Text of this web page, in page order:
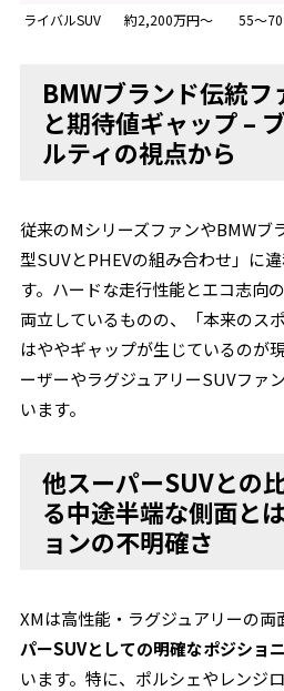
ライバルSUV
約2,200万円～ 55～
BMWブランド伝統フ
と期待値ギャップ –
ルティの視点から
従来のMシリーズファンやBMWブ
型SUVとPHEVの組み合わせ」に
す。ハードな走行性能とエコ志向
両立しているものの、「本来のス
はややギャップが生じているのが
ーザーやラグジュアリーSUVファ
います。
他スーパーSUVとの
る中途半端な側面と
ョンの不明確さ
XMは高性能・ラグジュアリーの両
パーSUVとしての明確なポジショ
います。特に、ポルシェやレンジ